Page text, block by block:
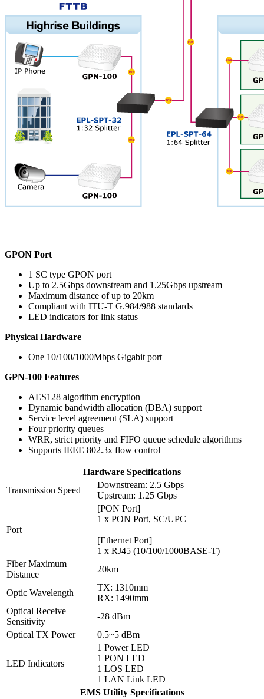
GPON Port
1 SC type GPON port
Up to 2.5Gbps downstream and 1.25Gbps upstream
Maximum distance of up to 20km
Compliant with ITU-T G.984/988 standards
LED indicators for link status
Physical Hardware
One 10/100/1000Mbps Gigabit port
GPN-100 Features
AES128 algorithm encryption
Dynamic bandwidth allocation (DBA) support
Service level agreement (SLA) support
Four priority queues
WRR, strict priority and FIFO queue schedule algorithms
Supports IEEE 802.3x flow control
Hardware Specifications
Transmission Speed
Downstream: 2.5 Gbps
Upstream: 1.25 Gbps
Port
[PON Port]
1 x PON Port, SC/UPC
[Ethernet Port]
1 x RJ45 (10/100/1000BASE-T)
Fiber Maximum
Distance
20km
Optic Wavelength
TX: 1310mm
RX: 1490mm
Optical Receive
Sensitivity
-28 dBm
Optical TX Power
0.5~5 dBm
LED Indicators
1 Power LED
1 PON LED
1 LOS LED
1 LAN Link LED
EMS Utility Specifications